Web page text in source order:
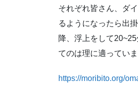
それぞれ皆さん、ダ
るようになったら出
降、浮上をして
てのは理に適ってい
https://moribito.org/